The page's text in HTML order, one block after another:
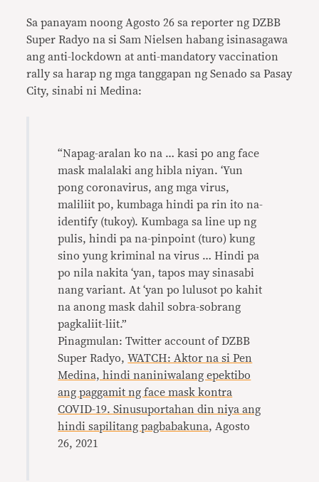
Sa panayam noong Agosto 26 sa reporter ng DZBB
Super Radyo na si Sam Nielsen habang isinasagawa
ang anti-lockdown at anti-mandatory vaccination
rally sa harap ng mga tanggapan ng Senado sa Pasay
City, sinabi ni Medina:
“Napag-aralan ko na … kasi po ang face
mask malalaki ang hibla niyan. ‘Yun
pong coronavirus, ang mga virus,
maliliit po, kumbaga hindi pa rin ito na-
identify (tukoy). Kumbaga sa line up ng
pulis, hindi pa na-pinpoint (turo) kung
sino yung kriminal na virus … Hindi pa
po nila nakita ‘yan, tapos may sinasabi
nang variant. At ‘yan po lulusot po kahit
na anong mask dahil sobra-sobrang
pagkaliit-liit.”
Pinagmulan: Twitter account of DZBB
Super Radyo,WATCH: Aktor na si Pen
Medina, hindi naniniwalang epektibo
ang paggamit ng face mask kontra
COVID-19. Sinusuportahan din niya ang
hindi sapilitang pagbabakuna, Agosto
26, 2021